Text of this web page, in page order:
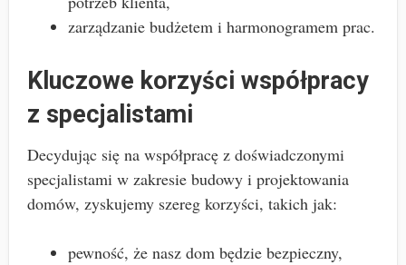
zarządzanie budżetem i harmonogramem prac.
Kluczowe korzyści współpracy
z specjalistami
Decydując się na współpracę z doświadczonymi
specjalistami w zakresie budowy i projektowania
domów, zyskujemy szereg korzyści, takich jak:
pewność, że nasz dom będzie bezpieczny,